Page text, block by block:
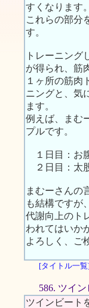
すくなります。
これらの部分
す。
トレーニング
が得られ、筋
１ヶ所の筋肉
ニングと、気
ます。
例えば、まむ
プルです。
１日目：お
２日目：太
まむーさんの
も結構ですが
代謝向上のト
われてはいか
よろしく、ご
[タイトル一
586. ツイ
ツインビート